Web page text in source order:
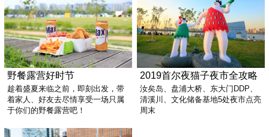
野餐露营好时节
趁着盛夏来临之前，即刻出发，带
着家人、好友去尽情享受一场只属
于你们的野餐露营吧！
2019首尔夜猫子夜市全攻略
汝矣岛、盘浦大桥、东大门DDP、
清溪川、文化储备基地5处夜市点亮
周末